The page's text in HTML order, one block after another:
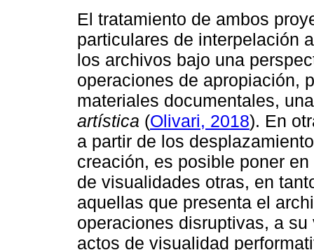
El tratamiento de ambos
particulares de interpelación
los archivos bajo una
operaciones de apropiación,
materiales documentales,
artística (Olivari, 2018). En
a partir de los
creación, es posible poner
de visualidades otras, en
aquellas que presenta el
operaciones disruptivas, a
actos de visualidad